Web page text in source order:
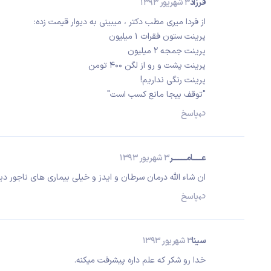
فرزاد3 شهریور 1393
از فردا میری مطب دکتر ، میبینی به دیوار قیمت زده:
پرینت ستون فقرات 1 میلیون
پرینت جمجه 2 میلیون
پرینت پشت و رو از لگن 400 تومن
پرینت رنگی نداریم!
"توقف بیجا مانع کسب است"
پاسخ
عــــــامـــــــــر3 شهریور 1393
ان شاء الله درمان سرطان و ایدز و خیلی بیماری های ناجور
پاسخ
سینا3 شهریور 1393
خدا رو شکر که علم داره پیشرفت میکنه.